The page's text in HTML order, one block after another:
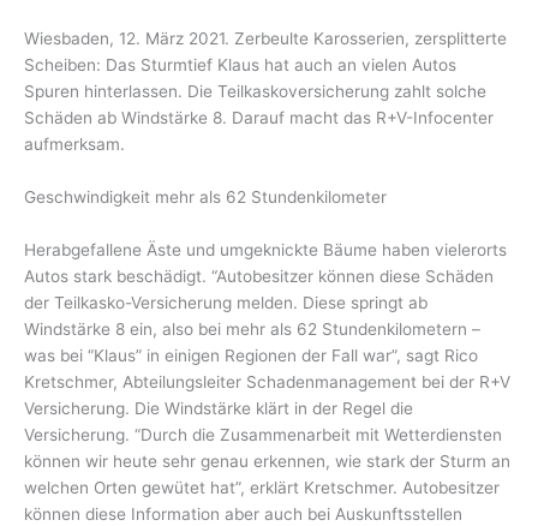
Wiesbaden, 12. März 2021. Zerbeulte Karosserien, zersplitterte
Scheiben: Das Sturmtief Klaus hat auch an vielen Autos
Spuren hinterlassen. Die Teilkaskoversicherung zahlt solche
Schäden ab Windstärke 8. Darauf macht das R+V-Infocenter
aufmerksam.
Geschwindigkeit mehr als 62 Stundenkilometer
Herabgefallene Äste und umgeknickte Bäume haben vielerorts
Autos stark beschädigt. “Autobesitzer können diese Schäden
der Teilkasko-Versicherung melden. Diese springt ab
Windstärke 8 ein, also bei mehr als 62 Stundenkilometern –
was bei “Klaus” in einigen Regionen der Fall war”, sagt Rico
Kretschmer, Abteilungsleiter Schadenmanagement bei der R+V
Versicherung. Die Windstärke klärt in der Regel die
Versicherung. “Durch die Zusammenarbeit mit Wetterdiensten
können wir heute sehr genau erkennen, wie stark der Sturm an
welchen Orten gewütet hat”, erklärt Kretschmer. Autobesitzer
können diese Information aber auch bei Auskunftsstellen